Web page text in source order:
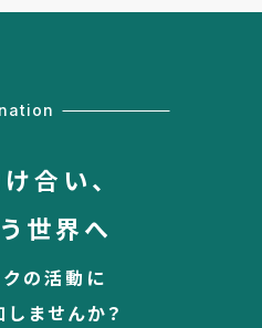
合い、
世界へ
の活動に
ませんか？